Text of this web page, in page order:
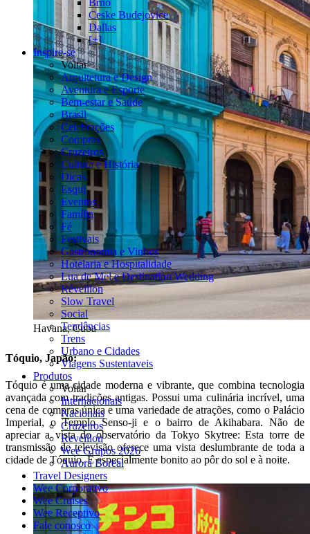
Brno
Ceske Budejovice
Dallas
[+]
Inspire-se
Voltar
Arquitetura e Design
Aventura e Esporte
Bem-estar e Saúde
Brasil
Celebrações
Compras
Cruzeiros
Cultura e História
Dicas
Esqui
Eventos
Família
Fé
Festivais
Gastronomia e Vinhos
Hotelaria e Hospitalidade
Lua de Mel e Destination Wedding
Réveillon
Slow Travel
Social
Tendências
Trens
Urbano e Cidades
Viagens Sustentaveis
Produtos
Voltar
Internacionais
Nacionais
Cruzeiros
Reveillon
Wee Grupos 2026
Aurora Boreal
Travel Designers
Wee Corporativo
Wee Cruises
Wee Receptivo
Fale conosco
Havana, Cuba
Tóquio, Japão:
Tóquio é uma cidade moderna e vibrante, que combina tecnologia
avançada com tradições antigas. Possui uma culinária incrível, uma
cena de compras única e uma variedade de atrações, como o Palácio
Imperial, o Templo Senso-ji e o bairro de Akihabara. Não de
apreciar a vista do observatório da Tokyo Skytree: Esta torre de
transmissão de televisão oferece uma vista deslumbrante de toda a
cidade de Tóquio. É especialmente bonito ao pôr do sol e à noite.